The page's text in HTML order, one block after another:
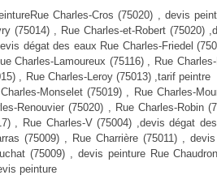
Charles-Cros (75020) , devis
(75014) , Rue Charles-et-Robert (75020)
dégat des eaux Rue Charles-Friedel
Charles-Lamoureux (75116) , Rue
, Rue Charles-Leroy (75013) ,tarif
Monselet (75019) , Rue Charles-
Renouvier (75020) , Rue Charles-Robin
, Rue Charles-V (75004) ,devis dégat
(75009) , Rue Charrière (75011) ,
(75009) , devis peinture Rue
peinture